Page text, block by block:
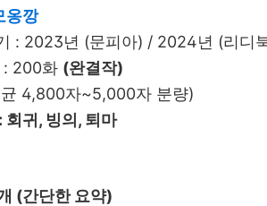
옹깡
: 2023년 (문피아) / 2024년 (리디
: 200화 (완결작)
4,800자~5,000자 분량)
회귀, 빙의, 퇴마
(간단한 요약)